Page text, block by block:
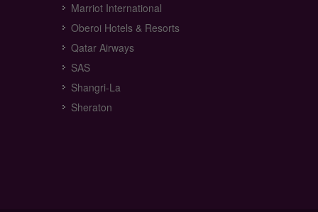
Marriot International
Oberoi Hotels & Resorts
Qatar Airways
SAS
Shangri-La
Sheraton